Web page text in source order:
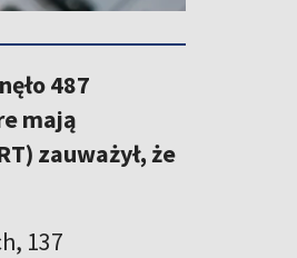
487
mają
zauważył, że
137